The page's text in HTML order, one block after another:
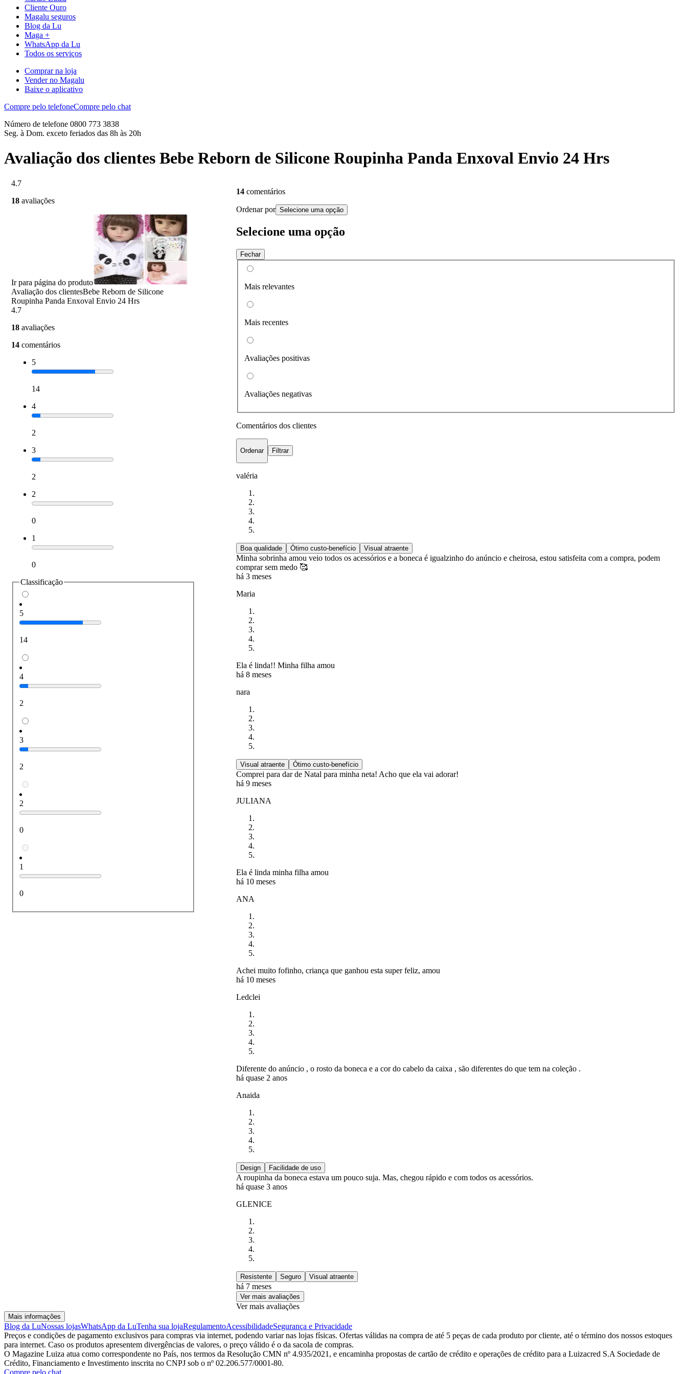
Cliente Ouro
Magalu seguros
Blog da Lu
Maga +
WhatsApp da Lu
Todos os serviços
Comprar na loja
Vender no Magalu
Baixe o aplicativo
Compre pelo telefoneCompre pelo chat
Número de telefone 0800 773 3838
Seg. à Dom. exceto feriados das 8h às 20h
Avaliação dos clientes Bebe Reborn de Silicone Roupinha Panda Enxoval Envio 24 Hrs
4.7
18 avaliações
Ir para página do produto
Avaliação dos clientesBebe Reborn de Silicone
Roupinha Panda Enxoval Envio 24 Hrs
4.7
18 avaliações
14 comentários
5
14
4
2
3
2
2
0
1
0
Classificação
5
14
4
2
3
2
2
0
1
0
14 comentários
Ordenar por Selecione uma opção
Selecione uma opção
Fechar
Mais relevantes
Mais recentes
Avaliações positivas
Avaliações negativas
Comentários dos clientes
Ordenar Filtrar
valéria
Boa qualidade Ótimo custo-benefício Visual atraente
Minha sobrinha amou veio todos os acessórios e a boneca é igualzinho do anúncio e cheirosa, estou satisfeita com a compra, podem
comprar sem medo 🥰
há 3 meses
Maria
Ela é linda!! Minha filha amou
há 8 meses
nara
Visual atraente Ótimo custo-benefício
Comprei para dar de Natal para minha neta! Acho que ela vai adorar!
há 9 meses
JULIANA
Ela é linda minha filha amou
há 10 meses
ANA
Achei muito fofinho, criança que ganhou esta super feliz, amou
há 10 meses
Ledclei
Diferente do anúncio , o rosto da boneca e a cor do cabelo da caixa , são diferentes do que tem na coleção .
há quase 2 anos
Anaida
Design Facilidade de uso
A roupinha da boneca estava um pouco suja. Mas, chegou rápido e com todos os acessórios.
há quase 3 anos
GLENICE
Resistente Seguro Visual atraente
há 7 meses
Ver mais avaliações
Ver mais avaliações
Mais informações
Blog da LuNossas lojasWhatsApp da LuTenha sua lojaRegulamentoAcessibilidadeSegurança e Privacidade
Preços e condições de pagamento exclusivos para compras via internet, podendo variar nas lojas físicas. Ofertas válidas na compra de até 5 peças de cada produto por cliente, até o término dos nossos estoques
para internet. Caso os produtos apresentem divergências de valores, o preço válido é o da sacola de compras.
O Magazine Luiza atua como correspondente no País, nos termos da Resolução CMN nº 4.935/2021, e encaminha propostas de cartão de crédito e operações de crédito para a Luizacred S.A Sociedade de
Crédito, Financiamento e Investimento inscrita no CNPJ sob o nº 02.206.577/0001-80.
Compre pelo chat